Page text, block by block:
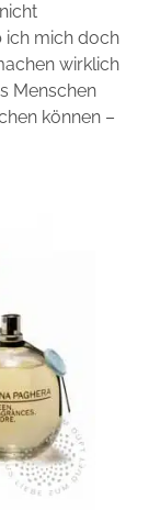
ich mich doch
wirklich
Menschen
können –